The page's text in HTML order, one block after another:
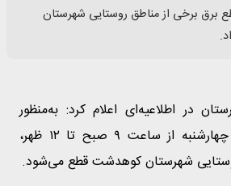
برق برخی از مناطق روستایی شهرستان
در اطلاعیه‌ای اعلام کرد: به‌منظور
انجام تعمیرات، فردا چهارشنبه از ساعت ۹ صبح تا ۱۲ ظهر،
شهرستان کوهدشت قطع می‌شود.